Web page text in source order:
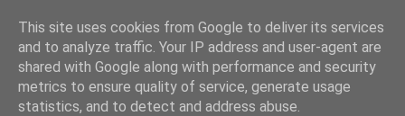
☰ Menu
This site uses cookies from Google to deliver its services
and to analyze traffic. Your IP address and user-agent are
shared with Google along with performance and security
metrics to ensure quality of service, generate usage
statistics, and to detect and address abuse.